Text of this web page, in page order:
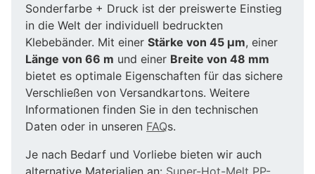
Sonderfarbe + Druck ist der preiswerte Einstieg
in die Welt der individuell bedruckten
Klebebänder. Mit einer Stärke von 45 µm, einer
Länge von 66 m und einer Breite von 48 mm
bietet es optimale Eigenschaften für das sichere
Verschließen von Versandkartons. Weitere
Informationen finden Sie in den technischen
Daten oder in unseren FAQs.
Je nach Bedarf und Vorliebe bieten wir auch
alternative Materialien an: Super-Hot-Melt PP-